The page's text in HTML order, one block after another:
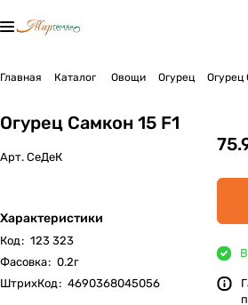
Главная Каталог Овощи Огурец Огурец
Огурец Самкон 15 F1
Арт. СеДеК
Характеристики
Код: 123 323
Фасовка: 0.2г
ШтрихКод: 4690368045056